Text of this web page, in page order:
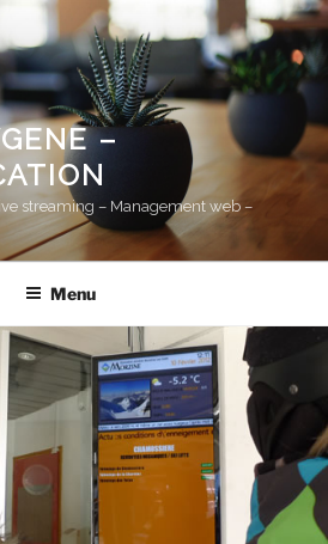
–
streaming – Management web –
Menu